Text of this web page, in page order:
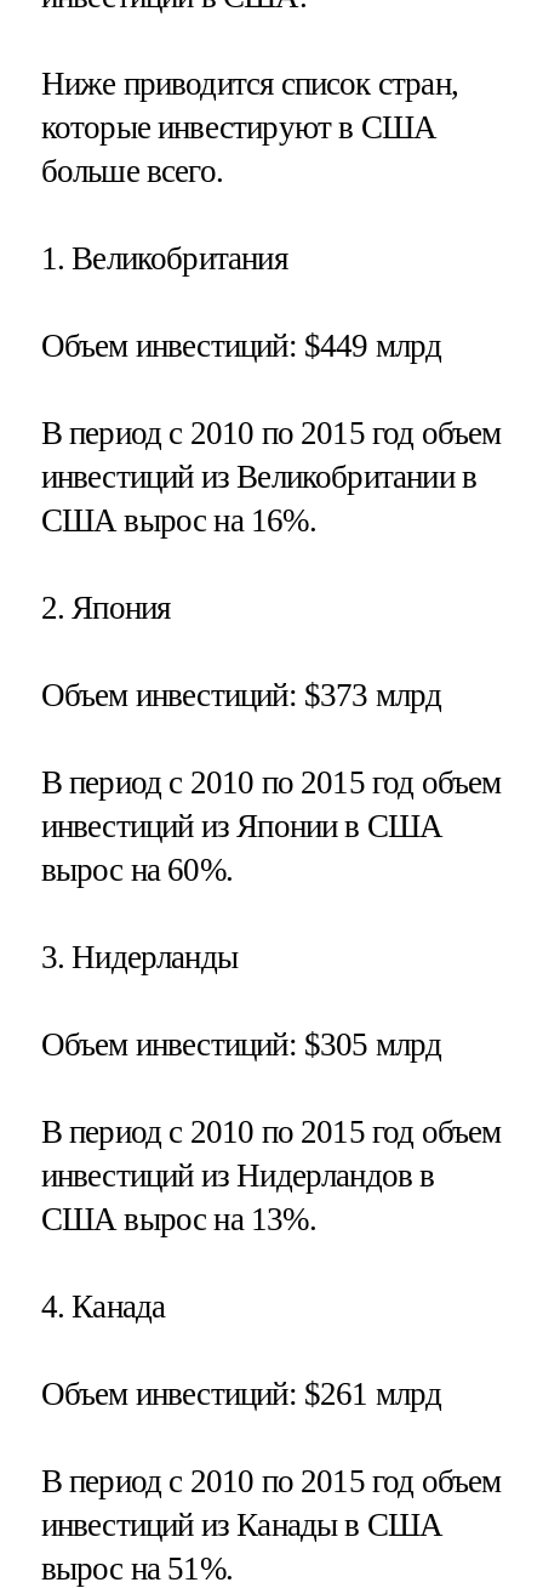
Ниже приводится список стран,
которые инвестируют в США
больше всего.
1.Великобритания
Объем инвестиций: $449 млрд
В период с 2010 по 2015 год объем
инвестиций из Великобритании в
США вырос на 16%.
2. Япония
Объем инвестиций: $373 млрд
В период с 2010 по 2015 год объем
инвестиций из Японии в США
вырос на 60%.
3.Нидерланды
Объем инвестиций: $305 млрд
В период с 2010 по 2015 год объем
инвестиций из Нидерландов в
США вырос на 13%.
4.Канада
Объем инвестиций: $261 млрд
В период с 2010 по 2015 год объем
инвестиций из Канады в США
вырос на 51%.